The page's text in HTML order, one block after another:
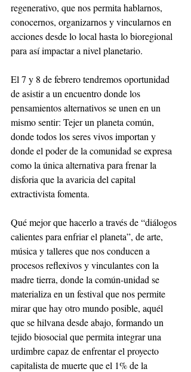
regenerativo, que nos permita hablarnos,
conocernos, organizarnos y vincularnos en
acciones desde lo local hasta lo bioregional
para así impactar a nivel planetario.
El 7 y 8 de febrero tendremos oportunidad
de asistir a un encuentro donde los
pensamientos alternativos se unen en un
mismo sentir: Tejer un planeta común,
donde todos los seres vivos importan y
donde el poder de la comunidad se expresa
como la única alternativa para frenar la
disforia que la avaricia del capital
extractivista fomenta.
Qué mejor que hacerlo a través de “diálogos
calientes para enfriar el planeta”, de arte,
música y talleres que nos conducen a
procesos reflexivos y vinculantes con la
madre tierra, donde la común-unidad se
materializa en un festival que nos permite
mirar que hay otro mundo posible, aquél
que se hilvana desde abajo, formando un
tejido biosocial que permita integrar una
urdimbre capaz de enfrentar el proyecto
capitalista de muerte que el 1% de la